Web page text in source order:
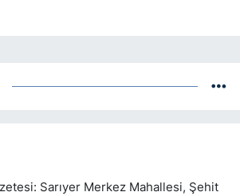
Sarıyer Merkez Mahallesi, Şehit